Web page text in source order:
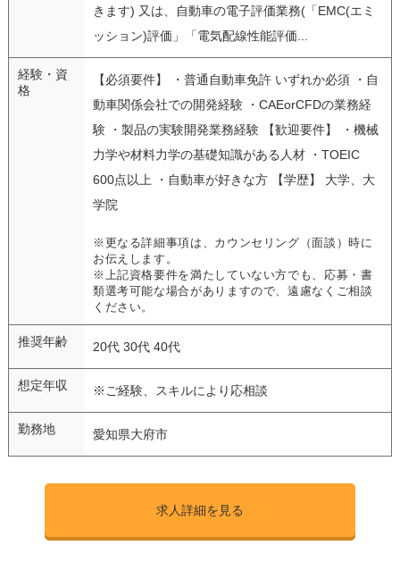
きます) 又は、自動車の電子評価業務(「EMC(エミ
ッション)評価」「電気配線性能評価...
経験・資
格
【必須要件】 ・普通自動車免許 いずれか必須 ・自
動車関係会社での開発経験 ・CAEorCFDの業務経
験 ・製品の実験開発業務経験 【歓迎要件】 ・機械
力学や材料力学の基礎知識がある人材 ・TOEIC
600点以上 ・自動車が好きな方 【学歴】 大学、大
学院
※更なる詳細事項は、カウンセリング（面談）時に
お伝えします。
※上記資格要件を満たしていない方でも、応募・書
類選考可能な場合がありますので、遠慮なくご相談
ください。
推奨年齢 20代 30代 40代
想定年収 ※ご経験、スキルにより応相談
勤務地 愛知県大府市
求人詳細を見る